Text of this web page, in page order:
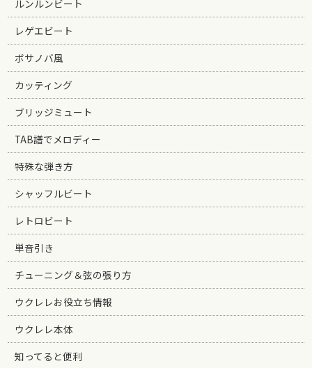
ルンルンビート
レゲエビート
ボサノバ風
カッティング
ブリッジミュート
TAB譜でメロディー
特殊な弾き方
シャッフルビート
レトロビート
単音引き
チューニング＆弦の張り方
ウクレレお役立ち情報
ウクレレ本体
知ってると便利